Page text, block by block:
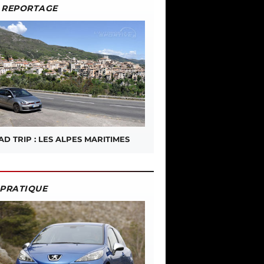
TRIP : LES ALPES MARITIMES